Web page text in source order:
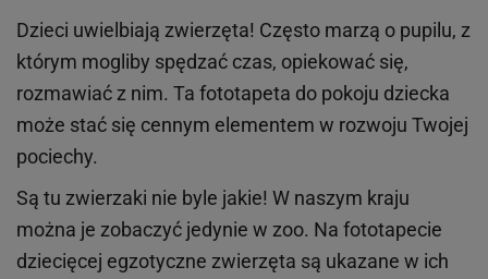
Dzieci uwielbiają zwierzęta! Często marzą o pupilu, z
którym mogliby spędzać czas, opiekować się,
rozmawiać z nim. Ta fototapeta do pokoju dziecka
może stać się cennym elementem w rozwoju Twojej
pociechy.
Są tu zwierzaki nie byle jakie! W naszym kraju
można je zobaczyć jedynie w zoo. Na fototapecie
dziecięcej egzotyczne zwierzęta są ukazane w ich